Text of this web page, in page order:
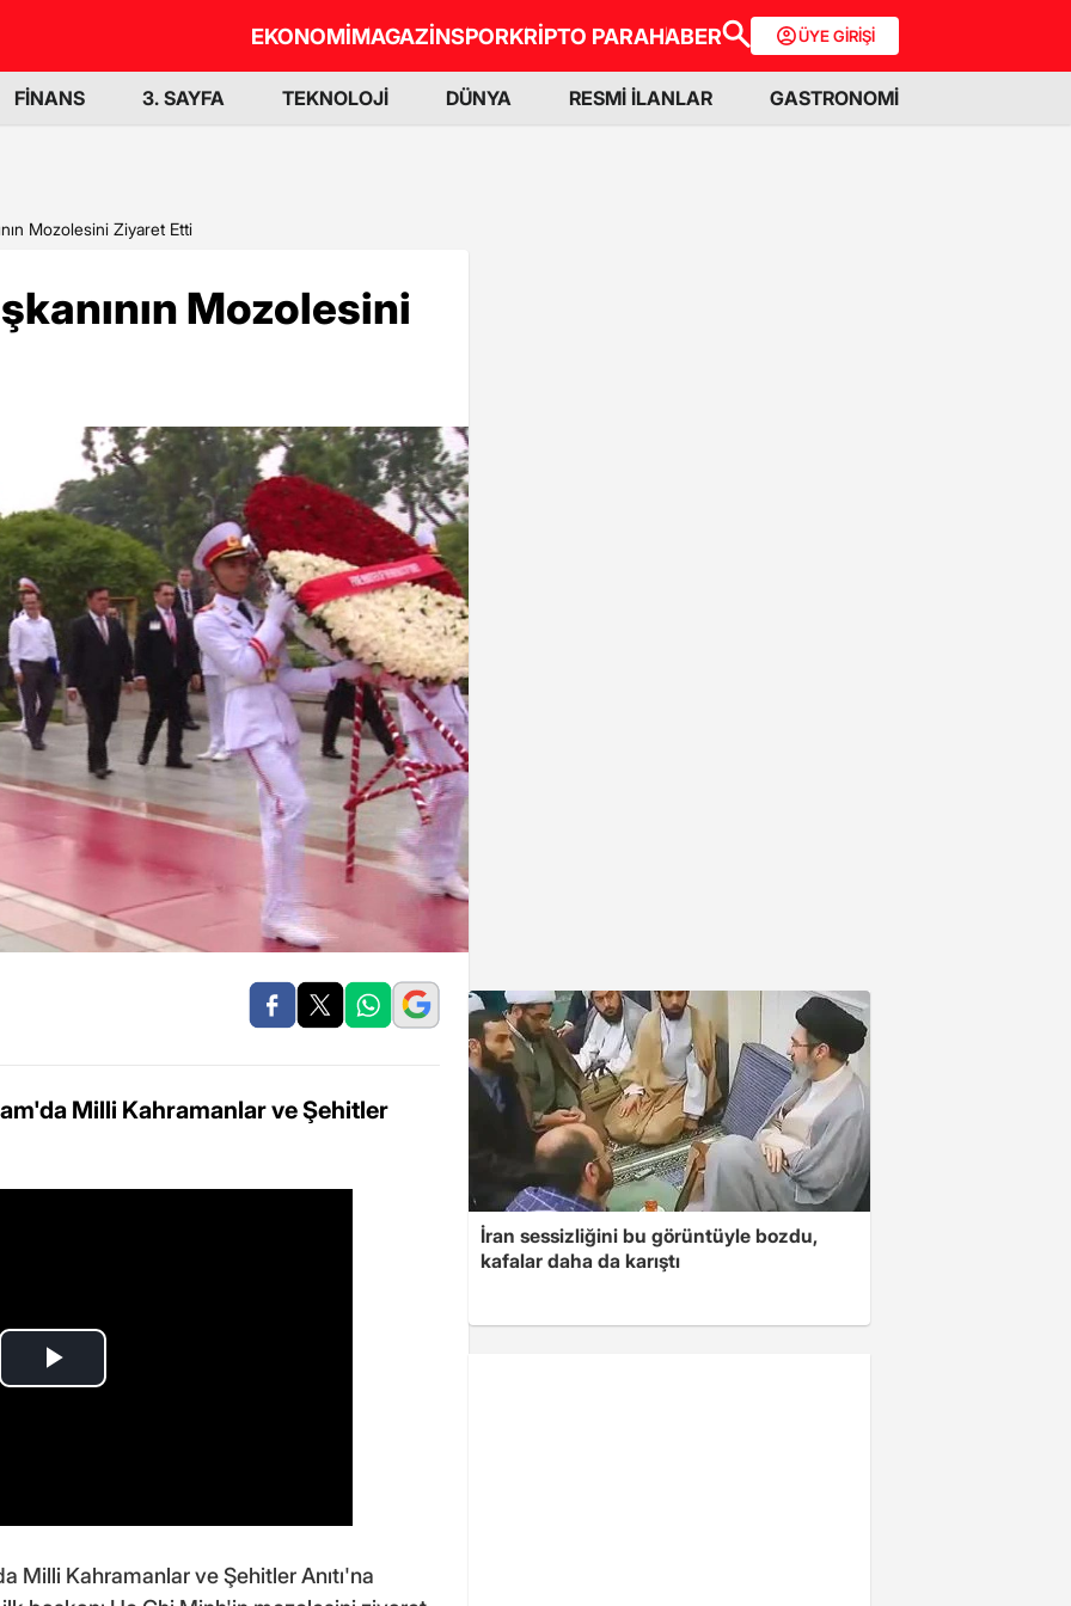
EKONOMİMAGAZİNSPORKRİPTO PARAHABER ÜYE GİRİŞİ
FİNANS 3. SAYFA TEKNOLOJİ DÜNYA RESMİ İLANLAR GASTRONOMİ
Mozolesini Ziyaret Etti
Mozolesini
Milli Kahramanlar ve Şehitler
Milli Kahramanlar ve Şehitler Anıtı'na
İran sessizliğini bu görüntüyle bozdu,
kafalar daha da karıştı